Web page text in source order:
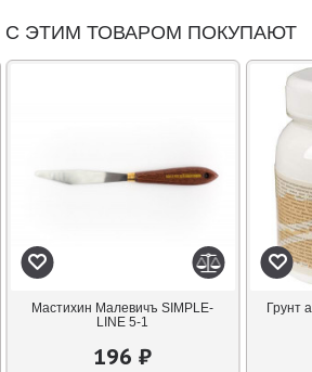
С ЭТИМ ТОВАРОМ ПОКУПАЮТ
Мастихин Малевичъ SIMPLE-
LINE 5-1
196 ₽
Грунт